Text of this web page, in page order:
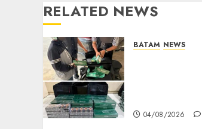
RELATED NEWS
BATAM NEWS
04/08/2026